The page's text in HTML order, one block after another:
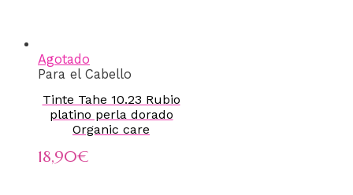
Agotado
Para el Cabello
Tinte Tahe 10.23 Rubio
platino perla dorado
Organic care
18,90€